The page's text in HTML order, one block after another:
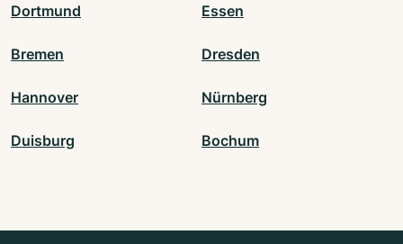
Dortmund Essen
Bremen Dresden
Hannover Nürnberg
Duisburg Bochum